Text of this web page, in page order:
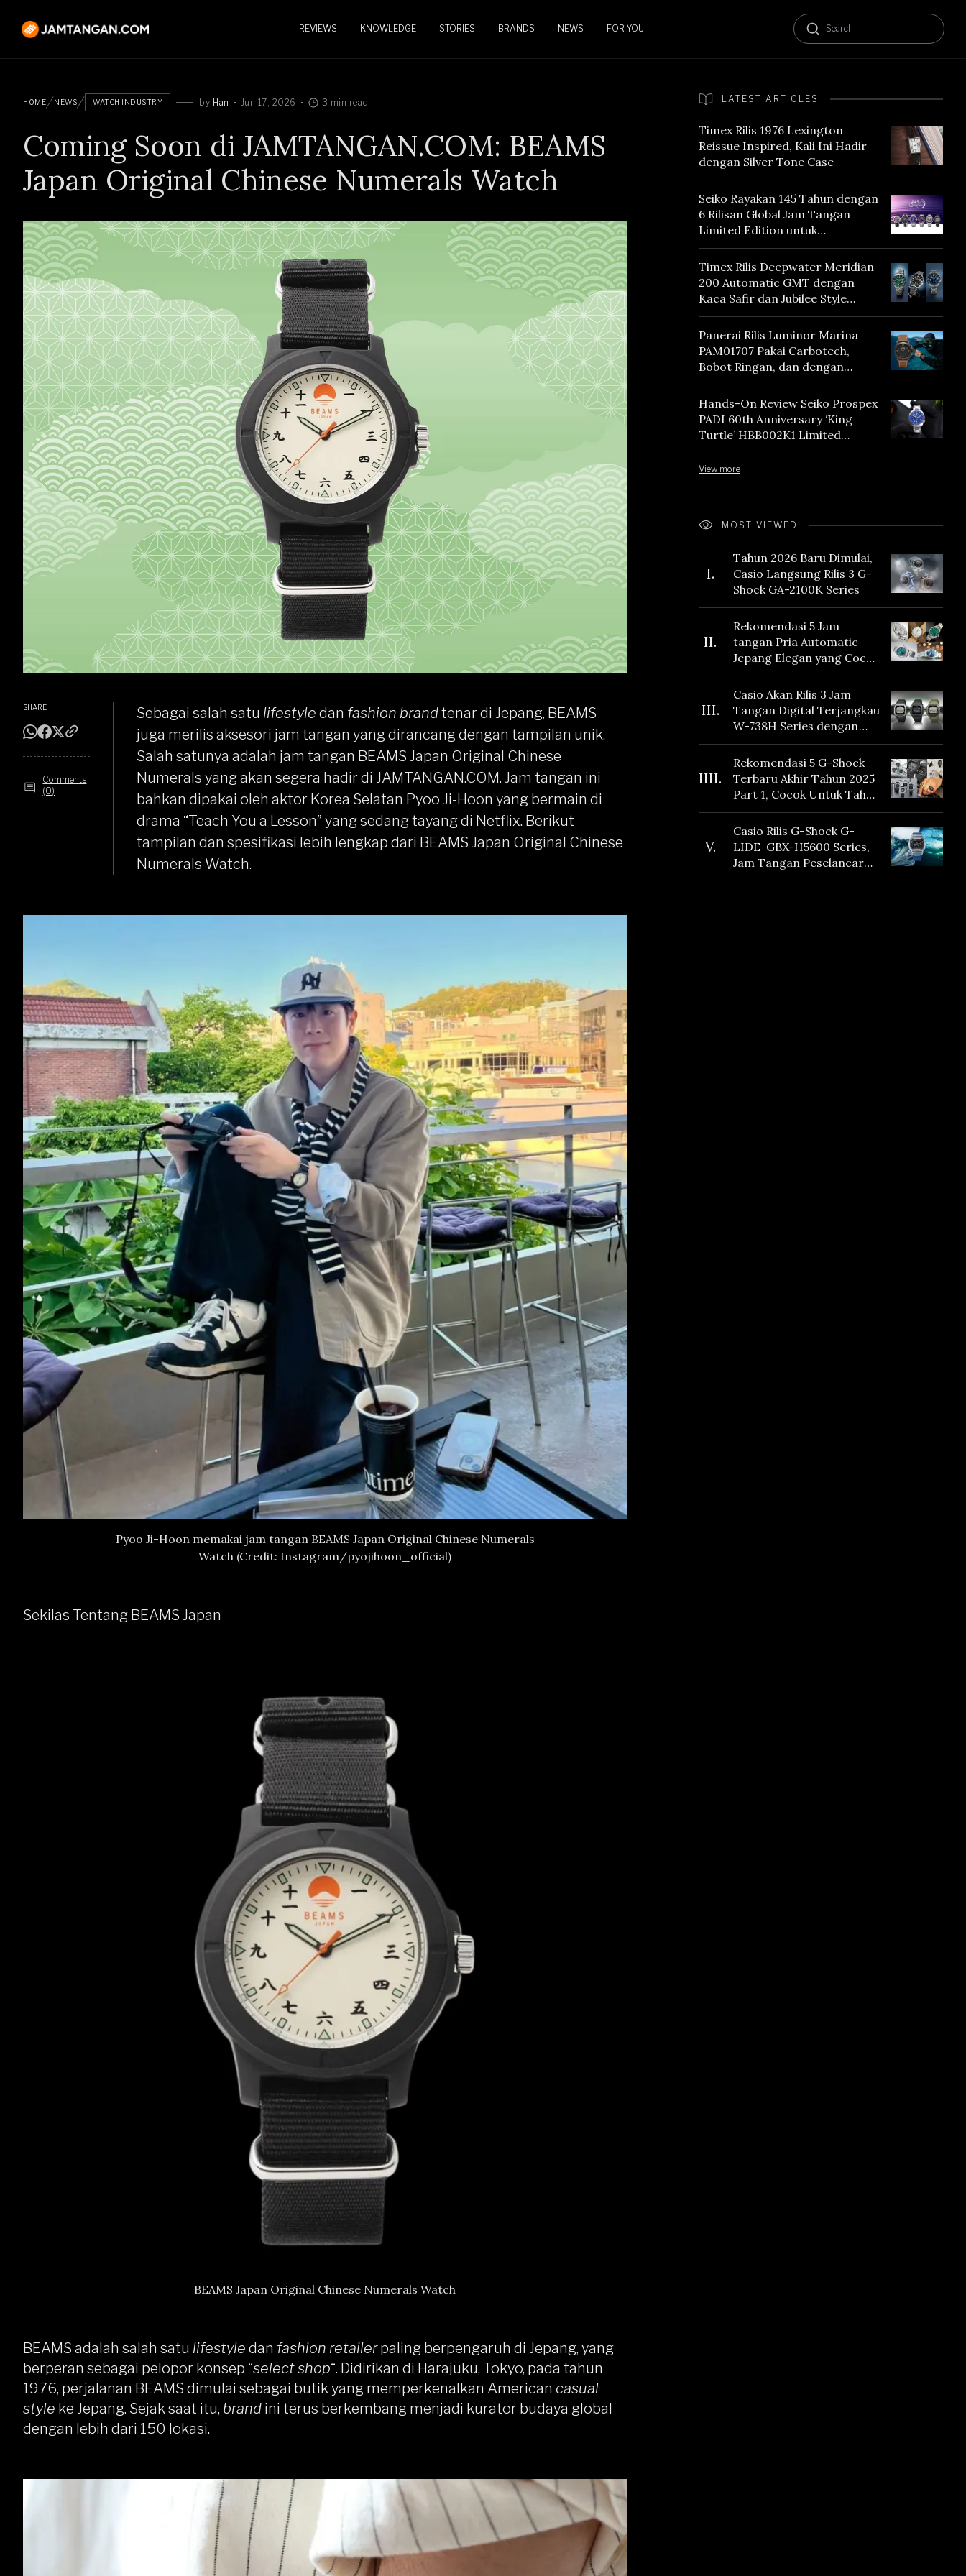
REVIEWS KNOWLEDGE STORIES BRANDS NEWS FOR YOU
HOME NEWS WATCH INDUSTRY by Han Jun 17, 2026 3 min read
Coming Soon di JAMTANGAN.COM: BEAMS
Japan Original Chinese Numerals Watch
SHARE:
Comments
(0)
Sebagai salah satu lifestyle dan fashion brandtenar di Jepang, BEAMS
juga merilis aksesori jam tangan yang dirancang dengan tampilan unik.
Salah satunya adalah jam tangan BEAMS Japan Original Chinese
Numerals yang akan segera hadir di JAMTANGAN.COM. Jam tangan ini
bahkan dipakai oleh aktor Korea Selatan Pyoo Ji-Hoon yang bermain di
drama “Teach You a Lesson” yang sedang tayang di Netflix. Berikut
tampilan dan spesifikasi lebih lengkap dari BEAMS Japan Original Chinese
Numerals Watch.
Pyoo Ji-Hoon memakai jam tangan BEAMS Japan Original Chinese Numerals
Watch (Credit: Instagram/pyojihoon_official)
Sekilas Tentang BEAMS Japan
BEAMS Japan Original Chinese Numerals Watch
BEAMS adalah salah satu lifestyle dan fashion retailerpaling berpengaruh di Jepang, yang
berperan sebagai pelopor konsep “select shop“. Didirikan di Harajuku, Tokyo, pada tahun
1976, perjalanan BEAMS dimulai sebagai butik yang memperkenalkan American casual
style ke Jepang. Sejak saat itu, brand ini terus berkembang menjadi kurator budaya global
dengan lebih dari 150 lokasi.
LATEST ARTICLES
Timex Rilis 1976 Lexington
Reissue Inspired, Kali Ini Hadir
dengan Silver Tone Case
Seiko Rayakan 145 Tahun dengan
6 Rilisan Global Jam Tangan
Limited Edition untuk
Menghormati Edo Purple,
Warna yang Mencerminkan
Warisan Tokyo
Timex Rilis Deepwater Meridian
200 Automatic GMT dengan
Kaca Safir dan Jubilee Style
Bracelet
Panerai Rilis Luminor Marina
PAM01707 Pakai Carbotech,
Bobot Ringan, dan dengan
Vintage Vibes
Hands-On Review Seiko Prospex
PADI 60th Anniversary ‘King
Turtle’ HBB002K1 Limited
View more
MOST VIEWED
I.
Tahun 2026 Baru Dimulai,
Casio Langsung Rilis 3 G-
Shock GA-2100K Series
II.
Rekomendasi 5 Jam
tangan Pria Automatic
Jepang Elegan yang Cocok
Dikoleksi di 2026
III.
Casio Akan Rilis 3 Jam
Tangan Digital Terjangkau
W-738H Series dengan
Masa Baterai 10 Tahun
dan Fitur Vibration
IIII.
Rekomendasi 5 G-Shock
Terbaru Akhir Tahun 2025
Part 1, Cocok Untuk Tahun
Baru!
V.
Casio Rilis G-Shock G-
LIDE GBX-H5600 Series,
Jam Tangan Peselancar